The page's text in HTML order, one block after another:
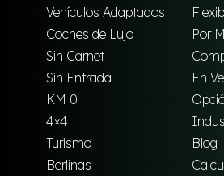
Vehículos Adaptados
Coches de Lujo
Por
Sin Carnet
Sin Entrada
En
KM 0
4×4
Turismo
Blog
Berlinas